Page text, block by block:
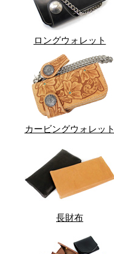
ロングウォレット
カービングウォレット
長財布